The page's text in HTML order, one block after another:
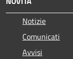
Notizie
Comunicati
Avvisi